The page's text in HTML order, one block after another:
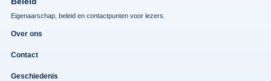
Eigenaarschap, beleid en contactpunten voor lezers.
Over ons
Contact
Geschiedenis